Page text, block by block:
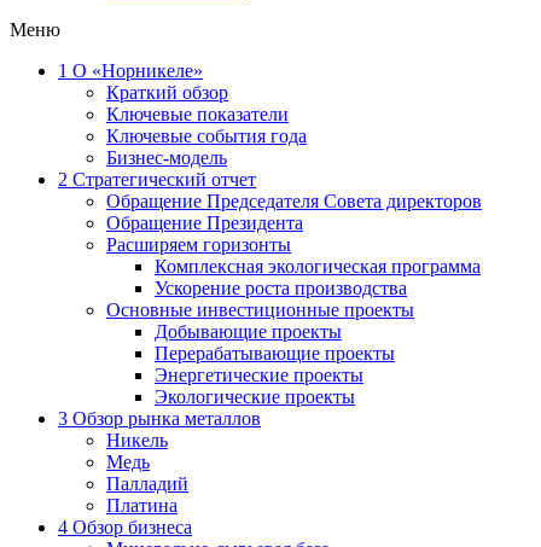
Меню
1 О «Норникеле»
Краткий обзор
Ключевые показатели
Ключевые события года
Бизнес-модель
2 Стратегический отчет
Обращение Председателя Совета директоров
Обращение Президента
Расширяем горизонты
Комплексная экологическая программа
Ускорение роста производства
Основные инвестиционные проекты
Добывающие проекты
Перерабатывающие проекты
Энергетические проекты
Экологические проекты
3 Обзор рынка металлов
Никель
Медь
Палладий
Платина
4 Обзор бизнеса